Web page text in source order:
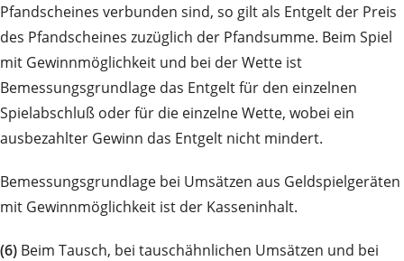
Pfandscheines verbunden sind, so gilt als Entgelt der Preis
des Pfandscheines zuzüglich der Pfandsumme. Beim Spiel
mit Gewinnmöglichkeit und bei der Wette ist
Bemessungsgrundlage das Entgelt für den einzelnen
Spielabschluß oder für die einzelne Wette, wobei ein
ausbezahlter Gewinn das Entgelt nicht mindert.
Bemessungsgrundlage bei Umsätzen aus Geldspielgeräten
mit Gewinnmöglichkeit ist der Kasseninhalt.
(6) Beim Tausch, bei tauschähnlichen Umsätzen und bei